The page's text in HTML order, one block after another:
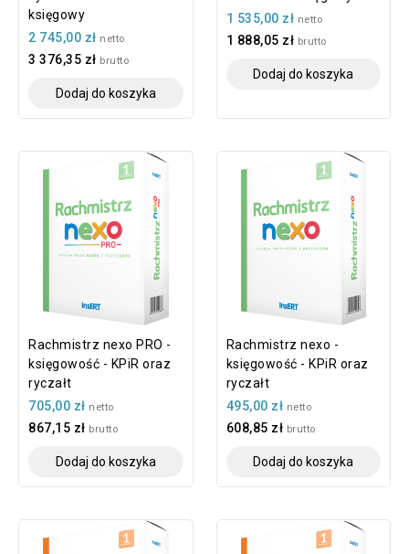
księgowy
2 745,00 zł netto
3 376,35 zł brutto
Dodaj do koszyka
1 535,00 zł netto
1 888,05 zł brutto
Dodaj do koszyka
Rachmistrz nexo PRO -
księgowość - KPiR oraz
ryczałt
705,00 zł netto
867,15 zł brutto
Dodaj do koszyka
Rachmistrz nexo -
księgowość - KPiR oraz
ryczałt
495,00 zł netto
608,85 zł brutto
Dodaj do koszyka